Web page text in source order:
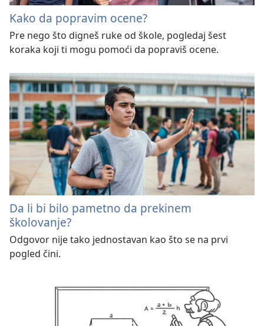
Kako da popravim ocene?
Pre nego što digneš ruke od škole, pogledaj šest
koraka koji ti mogu pomoći da popraviš ocene.
Da li bi bilo pametno da prekinem
školovanje?
Odgovor nije tako jednostavan kao što se na prvi
pogled čini.